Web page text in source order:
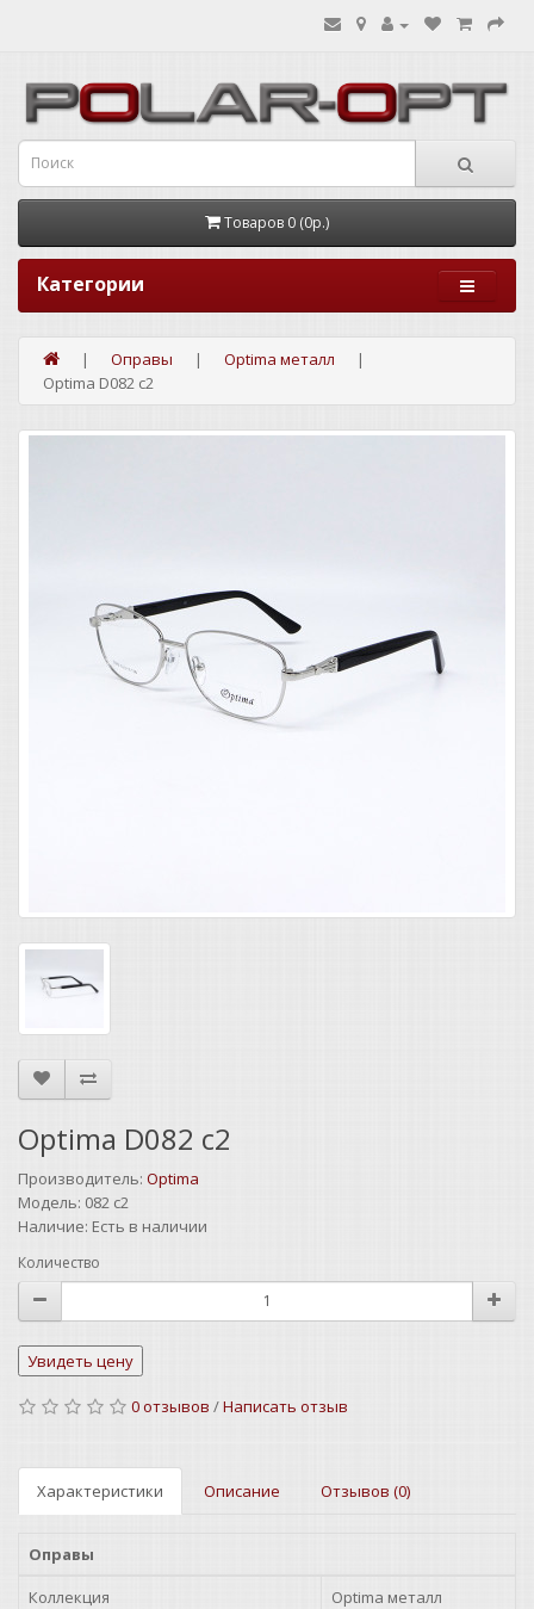
Товаров 0 (0р.)
Категории
Оправы
Optima металл
Optima D082 c2
Optima D082 c2
Производитель: Optima
Модель: 082 c2
Наличие: Есть в наличии
Количество
0 отзывов /Написать отзыв
Характеристики Описание Отзывов (0)
Оправы
Коллекция
Optima металл